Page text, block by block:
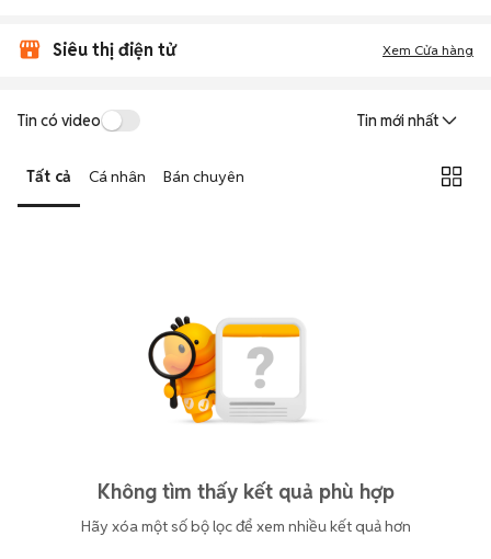
Siêu thị điện tử Xem Cửa hàng
Tin có video Tin mới nhất
Tất cả Cá nhân Bán chuyên
Không tìm thấy kết quả phù hợp
Hãy xóa một số bộ lọc để xem nhiều kết quả hơn